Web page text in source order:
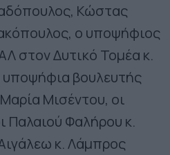
Κώστας
ο υποψήφιος
στον Δυτικό Τομέα κ.
υποψήφια βουλευτής
Μισέντου, οι
Παλαιού Φαλήρου κ.
κ. Λάμπρος